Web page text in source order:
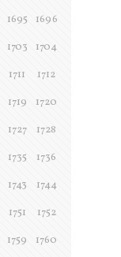
1695
1696
1703
1704
1711
1712
1719
1720
1727
1728
1735
1736
1743
1744
1751
1752
1759
1760